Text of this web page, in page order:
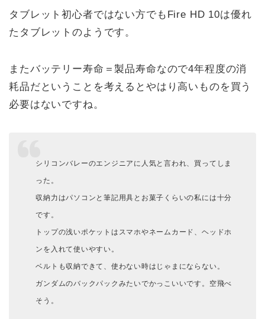
タブレット初心者ではない方でもFire HD 10は優れ
たタブレットのようです。
またバッテリー寿命＝製品寿命なので4年程度の消
耗品だということを考えるとやはり高いものを買う
必要はないですね。
シリコンバレーのエンジニアに人気と言われ、買ってしま
った。
収納力はパソコンと筆記用具とお菓子くらいの私には十分
です。
トップの浅いポケットはスマホやネームカード、ヘッドホ
ンを入れて使いやすい。
ベルトも収納できて、使わない時はじゃまにならない。
ガンダムのバックパックみたいでかっこいいです。空飛べ
そう。